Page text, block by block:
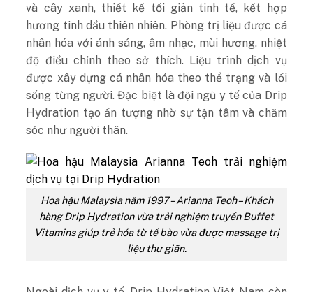
và cây xanh, thiết kế tối giản tinh tế, kết hợp
hương tinh dầu thiên nhiên. Phòng trị liệu được cá
nhân hóa với ánh sáng, âm nhạc, mùi hương, nhiệt
độ điều chỉnh theo sở thích. Liệu trình dịch vụ
được xây dựng cá nhân hóa theo thể trạng và lối
sống từng người. Đặc biệt là đội ngũ y tế của Drip
Hydration tạo ấn tượng nhờ sự tận tâm và chăm
sóc như người thân.
Hoa hậu Malaysia năm 1997 – Arianna Teoh – Khách
hàng Drip Hydration vừa trải nghiệm truyền Buffet
Vitamins giúp trẻ hóa từ tế bào vừa được massage trị
liệu thư giãn.